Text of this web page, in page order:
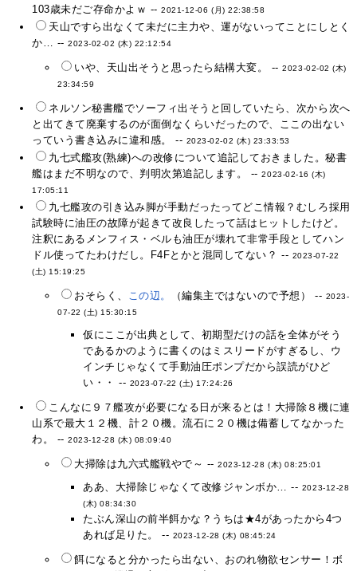
103歳未だご存命かよｗ --2021-12-06 (月) 22:38:58
天山ですら出なくて未だに主力や、運がないってことにしとく
か… --2023-02-02 (木) 22:12:54
いや、天山出そうと思ったら結構大変。 --2023-02-02 (木)
23:34:59
ネルソン秘書艦でソーフィ出そうと回していたら、次から次へ
と出てきて廃棄するのが面倒なくらいだったので、ここの出ない
っていう書き込みに違和感。 -- 2023-02-02 (木) 23:33:53
九七式艦攻(熟練)への改修について追記しておきました。秘書
艦はまだ不明なので、判明次第追記します。 --2023-02-16 (木)
17:05:11
九七艦攻の引き込み脚が手動だったってどこ情報？むしろ採用
試験時に油圧の故障が起きて改良したって話はヒットしたけど。
注釈にあるメンフィス・ベルも油圧が壊れて非常手段としてハン
ドル使ってたわけだし。F4Fとかと混同してない？ -- 2023-07-22
(土) 15:19:25
おそらく、 この辺。 （編集主ではないので予想） -- 2023-
07-22 (土) 15:30:15
仮にここが出典として、初期型だけの話を全体がそう
であるかのように書くのはミスリードがすぎるし、ウ
インチじゃなくて手動油圧ポンプだから誤読がひど
い・・ -- 2023-07-22 (土) 17:24:26
こんなに９７艦攻が必要になる日が来るとは！大掃除８機に連
山系で最大１２機、計２０機。流石に２０機は備蓄してなかった
わ。 --2023-12-28 (木) 08:09:40
大掃除は九六式艦戦やで～ --2023-12-28 (木) 08:25:01
ああ、大掃除じゃなくて改修ジャンボか… -- 2023-12-28
(木) 08:34:30
たぶん深山の前半餌かな？うちは★4があったから4つ
あれば足りた。 -- 2023-12-28 (木) 08:45:24
餌になると分かったら出ない、おのれ物欲センサー！ボ